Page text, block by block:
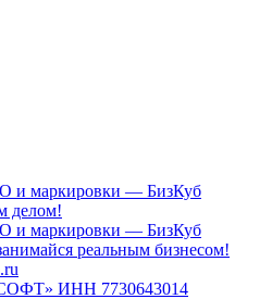
и маркировки — БизКуб
делом!
и маркировки — БизКуб
реальным бизнесом!
ИНН 7730643014